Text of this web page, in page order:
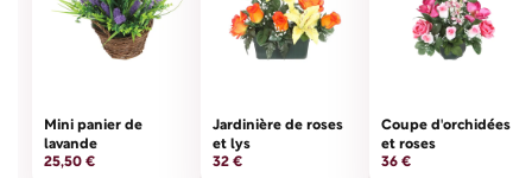
Mini panier de
lavande
25,50 €
Jardinière de roses
et lys
32 €
Coupe d'orchidées
et roses
36 €